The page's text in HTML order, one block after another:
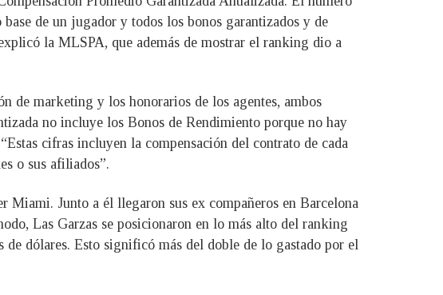
de un jugador y todos los bonos garantizados y de
la MLSPA, que además de mostrar el ranking dio a
de marketing y los honorarios de los agentes, ambos
no incluye los Bonos de Rendimiento porque no hay
cifras incluyen la compensación del contrato de cada
o sus afiliados”.
Junto a él llegaron sus ex compañeros en Barcelona
Las Garzas se posicionaron en lo más alto del ranking
dólares. Esto significó más del doble de lo gastado por el